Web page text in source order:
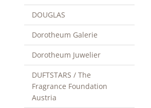
DOUGLAS
Dorotheum Galerie
Dorotheum Juwelier
DUFTSTARS / The
Fragrance Foundation
Austria